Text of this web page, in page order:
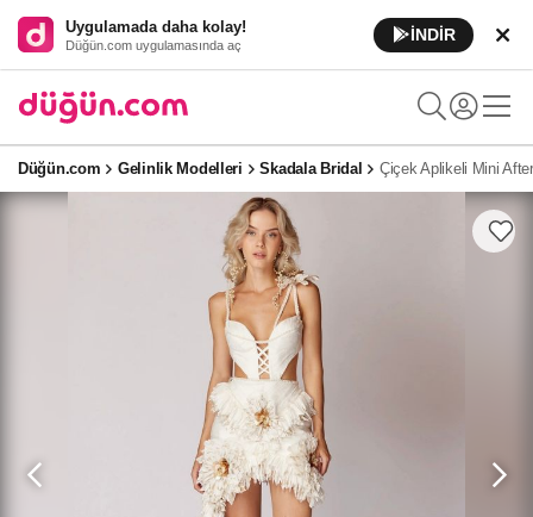
Uygulamada daha kolay!
Düğün.com uygulamasında aç
İNDİR
Düğün.com Gelinlik Modelleri Skadala Bridal Çiçek Aplikeli Mini